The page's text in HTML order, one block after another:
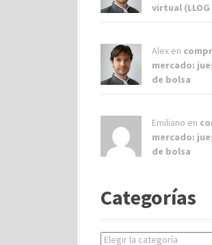
virtual (LLOG
Alex en
mercado:
de bolsa
Emiliano en
mercado:
de bolsa
Categorías
C